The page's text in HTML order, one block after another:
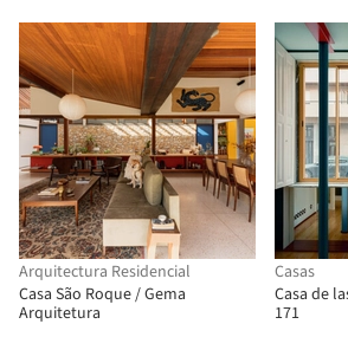
Arquitectura Residencial
Casa São Roque / Gema
Arquitetura
Casas
Casa de
171